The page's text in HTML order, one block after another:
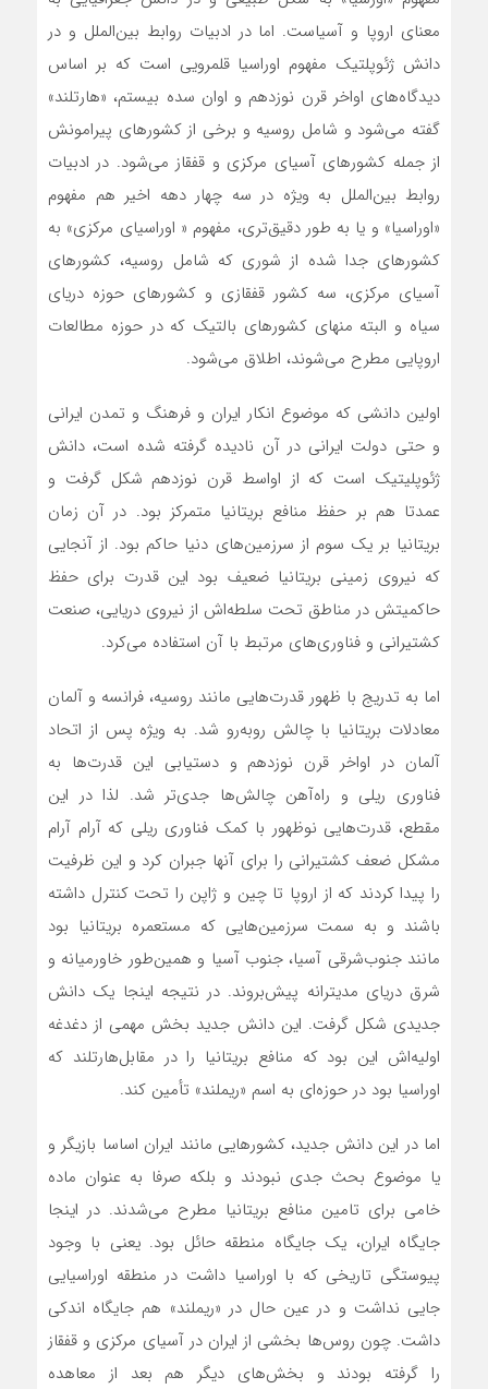
معنای اروپا و آسیاست. اما در ادبیات روابط بین‌الملل و در
دانش ژئوپلتیک مفهوم اوراسیا قلمرویی است که بر اساس
دیدگاه‌های اواخر قرن نوزدهم و اوان سده بیستم، «هارتلند»
گفته می‌شود و شامل روسیه و برخی از کشورهای پیرامونش
از جمله کشورهای آسیای مرکزی و قفقاز می‌شود. در ادبیات
روابط بین‌الملل به ویژه در سه چهار دهه اخیر هم مفهوم
«اوراسیا» و یا به طور دقیق‌تری، مفهوم « اوراسیای مرکزی» به
کشورهای جدا شده از شوری که شامل روسیه، کشورهای
آسیای مرکزی، سه کشور قفقازی و کشورهای حوزه دریای
سیاه و البته منهای کشورهای بالتیک که در حوزه مطالعات
اروپایی مطرح می‌شوند، اطلاق می‌شود.
اولین دانشی که موضوع انکار ایران و فرهنگ و تمدن ایرانی
و حتی دولت ایرانی در آن نادیده گرفته شده است، دانش
ژئوپلیتیک است که از اواسط قرن نوزدهم شکل گرفت و
عمدتا هم بر حفظ منافع بریتانیا متمرکز بود. در آن زمان
بریتانیا بر یک سوم از سرزمین‌های دنیا حاکم بود. از آنجایی
که نیروی زمینی بریتانیا ضعیف بود این قدرت برای حفظ
حاکمیتش در مناطق تحت سلطه‌اش از نیروی دریایی، صنعت
کشتیرانی و فناوری‌های مرتبط با آن استفاده می‌کرد.
اما به تدریج با ظهور قدرت‌هایی مانند روسیه، فرانسه و آلمان
معادلات بریتانیا با چالش روبه‌رو شد. به ویژه پس از اتحاد
آلمان در اواخر قرن نوزدهم و دستیابی این قدرت‌ها به
فناوری ریلی و راه‌آهن چالش‌ها جدی‌تر شد. لذا در این
مقطع، قدرت‌هایی نوظهور با کمک فناوری ریلی که آرام آرام
مشکل ضعف کشتیرانی را برای آنها جبران کرد و این ظرفیت
را پیدا کردند که از اروپا تا چین و ژاپن را تحت کنترل داشته
باشند و به سمت سرزمین‌هایی که مستعمره بریتانیا بود
مانند جنوب‌شرقی آسیا، جنوب آسیا و همین‌طور خاورمیانه و
شرق دریای مدیترانه پیش‌بروند. در نتیجه اینجا یک دانش
جدیدی شکل گرفت. این دانش جدید بخش مهمی از دغدغه
اولیه‌اش این بود که منافع بریتانیا را در مقابل‌‌هارتلند که
اوراسیا بود در حوزه‌‌ای به اسم «ریملند» تأمین کند.
اما در این دانش جدید، کشورهایی مانند ایران اساسا بازیگر و
یا موضوع بحث جدی نبودند و بلکه صرفا به عنوان ماده
خامی برای تامین منافع بریتانیا مطرح می‌شدند. در اینجا
جایگاه ایران، یک جایگاه منطقه حائل بود. یعنی با وجود
پیوستگی تاریخی که با اوراسیا داشت در منطقه اوراسیایی
جایی نداشت و در عین حال در «ریملند» هم جایگاه اندکی
داشت. چون روس‌ها بخشی از ایران در آسیای مرکزی و قفقاز
را گرفته بودند و بخش‌های دیگر هم بعد از معاهده